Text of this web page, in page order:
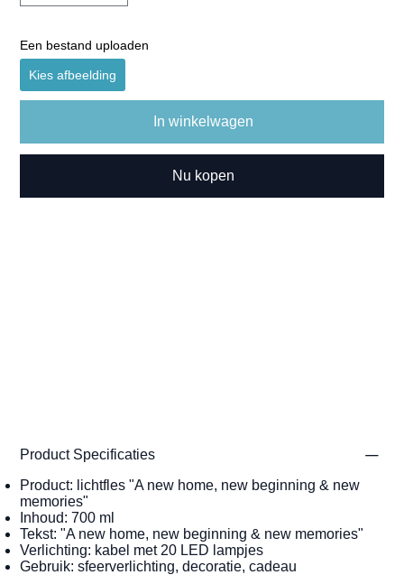
Een bestand uploaden
Kies afbeelding
In winkelwagen
Nu kopen
Product Specificaties
Product: lichtfles "A new home, new beginning & new
memories"
Inhoud: 700 ml
Tekst: "A new home, new beginning & new memories"
Verlichting: kabel met 20 LED lampjes
Gebruik: sfeerverlichting, decoratie, cadeau